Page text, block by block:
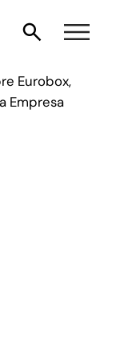
Eurobox,
Empresa